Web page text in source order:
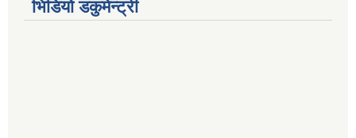
भिडियो डकुमेन्ट्री